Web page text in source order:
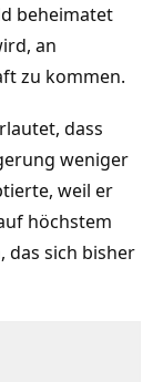
beheimatet
an
zu kommen.
dass
weniger
weil er
höchstem
das sich bisher